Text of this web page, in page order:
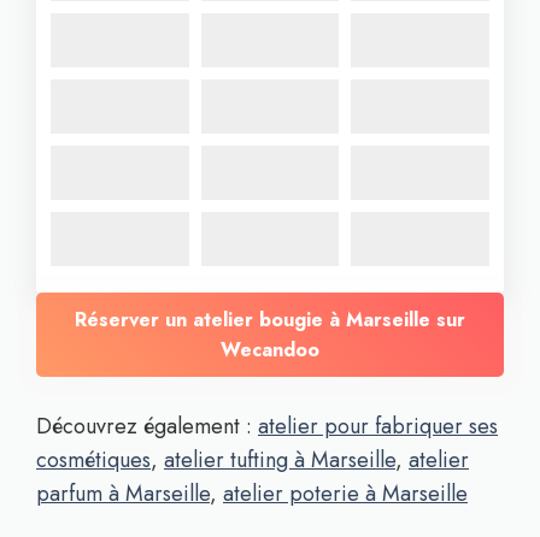
Réserver un atelier bougie à Marseille sur
Wecandoo
Découvrez également : atelier pour fabriquer ses
cosmétiques, atelier tufting à Marseille, atelier
parfum à Marseille, atelier poterie à Marseille